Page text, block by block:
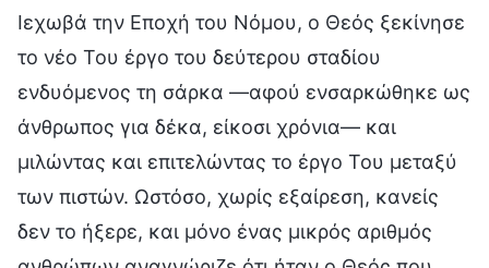
Ιεχωβά την Εποχή του Νόμου, ο Θεός ξεκίνησε
το νέο Του έργο του δεύτερου σταδίου
ενδυόμενος τη σάρκα —αφού ενσαρκώθηκε ως
άνθρωπος για δέκα, είκοσι χρόνια— και
μιλώντας και επιτελώντας το έργο Του μεταξύ
των πιστών. Ωστόσο, χωρίς εξαίρεση, κανείς
δεν το ήξερε, και μόνο ένας μικρός αριθμός